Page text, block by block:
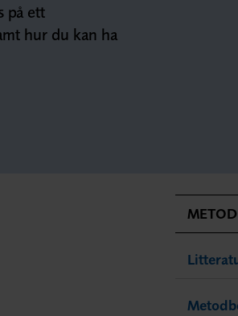
på ett
hur du kan ha
METOD